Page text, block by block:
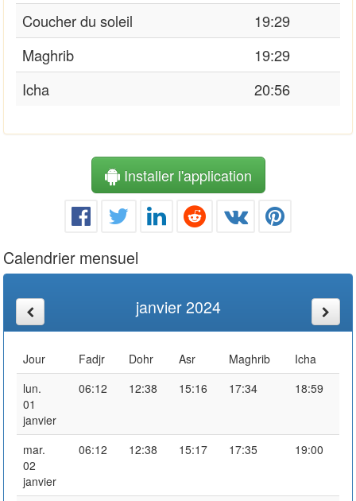
Coucher du soleil
19:29
Maghrib
19:29
Icha
20:56
Installer l'application
Calendrier mensuel
janvier 2024
Jour Fadjr Dohr Asr Maghrib
Icha
lun.
01
janvier
06:12 12:38 15:16 17:34 18:59
mar.
02
janvier
06:12 12:38 15:17 17:35 19:00